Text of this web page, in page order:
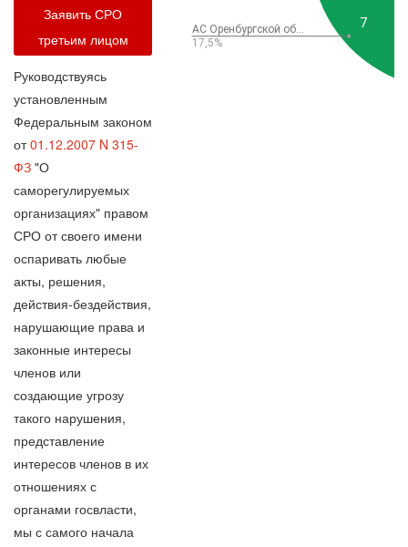
Заявить СРО
третьим лицом
Руководствуясь
установленным
Федеральным законом
от01.12.2007 N 315-
ФЗ "О
саморегулируемых
организациях" правом
СРО от своего имени
оспаривать любые
акты, решения,
действия-бездействия,
нарушающие права и
законные интересы
членов или
создающие угрозу
такого нарушения,
представление
интересов членов в их
отношениях с
органами госвласти,
мы с самого начала